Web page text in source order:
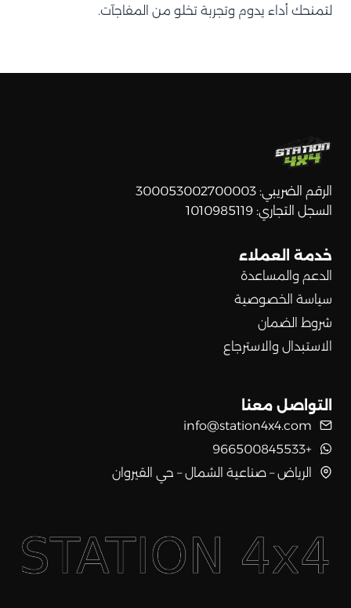
لتمنحك أداء يدوم وتجربة تخلو من المفاجآت.
الرقم الضريبي: 300053002700003
السجل التجاري: 1010985119
خدمة العملاء
الدعم والمساعدة
سياسة الخصوصية
شروط الضمان
الاستبدال والاسترجاع
التواصل معنا
info@station4x4.com
+966500845533
الرياض – صناعية الشمال – حي القيروان